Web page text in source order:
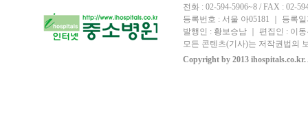
전화 : 02-594-5906~8 / FAX : 02-
등록번호 : 서울 아05181 ｜ 등록
발행인 : 황보승남 ｜ 편집인 : 이
모든 콘텐츠(기사)는 저작권법의
Copyright by 2013 ihospitals.co.kr.